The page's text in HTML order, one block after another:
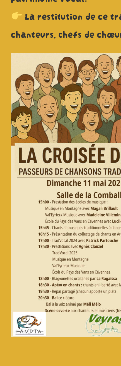
La restitution de ce
chanteurs, chefs de